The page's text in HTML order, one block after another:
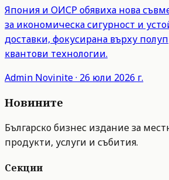
Япония и ОИСР обявиха нова
за икономическа сигурност и
доставки, фокусирана върху
квантови технологии.
Admin Novinite· 26 юли 2026 г.
Новините
Българско бизнес издание за
продукти, услуги и събития.
Секции